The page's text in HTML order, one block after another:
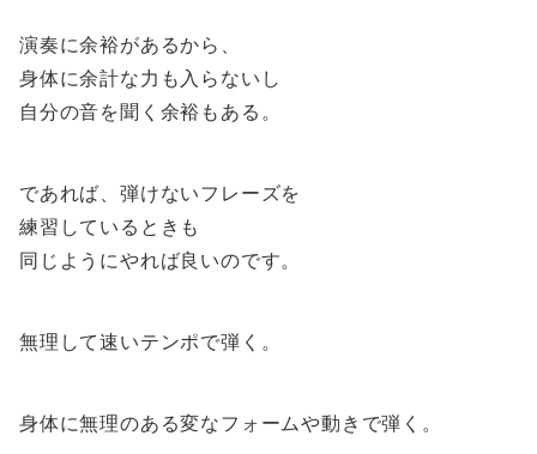
演奏に余裕があるから、
身体に余計な力も入らないし
自分の音を聞く余裕もある。
であれば、弾けないフレーズを
練習しているときも
同じようにやれば良いのです。
無理して速いテンポで弾く。
身体に無理のある変なフォームや動きで弾く。